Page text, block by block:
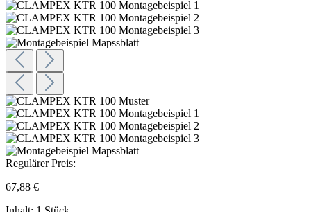
Regulärer Preis:
67,88 €